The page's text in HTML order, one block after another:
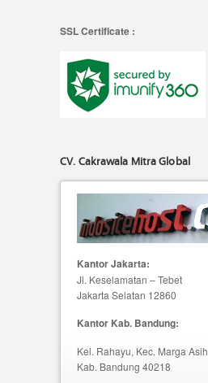
SSL Certificate :
CV. Cakrawala Mitra Global
Kantor Jakarta:
Jl. Keselamatan – Tebet
Jakarta Selatan 12860
Kantor Kab. Bandung:
Kel. Rahayu, Kec. Marga Asih
Kab. Bandung 40218